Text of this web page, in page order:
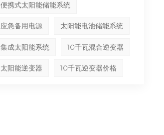
便携式太阳能储能系统
应急备用电源 太阳能电池储能系统
集成太阳能系统 10千瓦混合逆变器
太阳能逆变器 10千瓦逆变器价格